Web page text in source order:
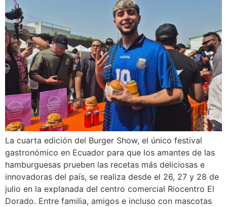
La cuarta edición del Burger Show, el único festival
gastronómico en Ecuador para que los amantes de las
hamburguesas prueben las recetas más deliciosas e
innovadoras del país, se realiza desde el 26, 27 y 28 de
julio en la explanada del centro comercial Riocentro El
Dorado. Entre familia, amigos e incluso con mascotas